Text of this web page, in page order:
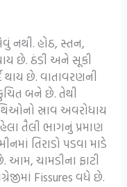
નથી. હોઠ, સ્તન,
છે. ઠંડી અને સૂકી
થાય છે. વાતાવરણની
બને છે. તેથી
સ્રાવ અવરોધાય
તૈલી ભાગનું પ્રમાણ
તિરાડો પડવા માડે
આમ, ચામડીના ફાટી
Fissures વધે છે.